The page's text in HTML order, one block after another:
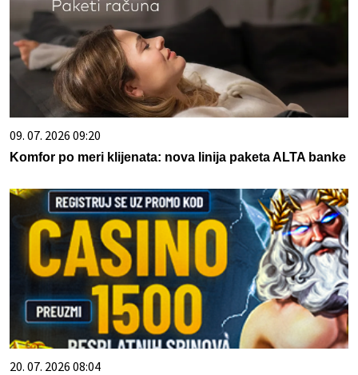
09. 07. 2026 09:20
Komfor po meri klijenata: nova linija paketa ALTA banke
20. 07. 2026 08:04